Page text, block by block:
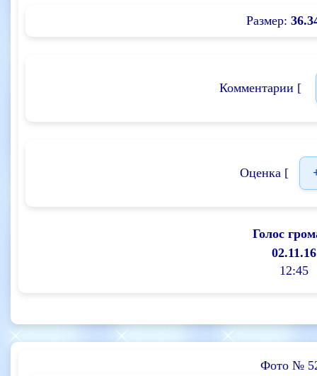
Размер:
Комментарии [
Оценка [
Голос
02.11.16
12:45
Фото №